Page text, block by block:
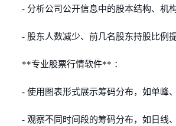
- 分析公司公开信息中的股本结构、机
- 股东人数减少、前几名股东持股比例
**专业股票行情软件** ：
- 使用图表形式展示筹码分布，如单峰
- 观察不同时间段的筹码分布，如日线